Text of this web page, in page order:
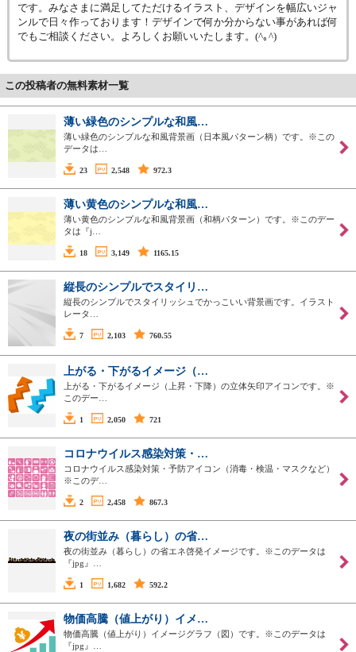
です。みなさまに満足してただけるイラスト、デザインを幅広いジャ
ンルで日々作っております！デザインで何か分からない事があれば何
でもご相談ください。よろしくお願いいたします。(^｡^)
この投稿者の無料素材一覧
薄い緑色のシンプルな和風…
薄い緑色のシンプルな和風背景画（日本風パターン柄）です。※この
データは…
23 2,548 972.3
薄い黄色のシンプルな和風…
薄い黄色のシンプルな和風背景画（和柄パターン）です。※このデー
タは『j…
18 3,149 1165.15
縦長のシンプルでスタイリ…
縦長のシンプルでスタイリッシュでかっこいい背景画です。イラスト
レータ…
7 2,103 760.55
上がる・下がるイメージ（…
上がる・下がるイメージ（上昇・下降）の立体矢印アイコンです。※
このデー…
1 2,050 721
コロナウイルス感染対策・…
コロナウイルス感染対策・予防アイコン（消毒・検温・マスクなど）
※このデ…
2 2,458 867.3
夜の街並み（暮らし）の省…
夜の街並み（暮らし）の省エネ啓発イメージです。※このデータは
『jpg』…
1 1,682 592.2
物価高騰（値上がり）イメ…
物価高騰（値上がり）イメージグラフ（図）です。※このデータは
『jpg』…